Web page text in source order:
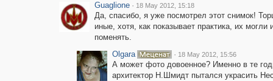
Guaglione · 18 May 2012, 15:18
Да, спасибо, я уже посмотрел этот снимок!
иные, хотя, как показывает практика, их могли
поменять.
Olgara
· 18 May 2012, 15:56
А может фото довоенное? Именно в те
архитектор Н.Шмидт пытался украсить